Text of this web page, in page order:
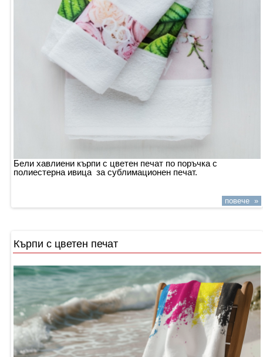
Бели хавлиени кърпи с цветен печат по поръчка с
полиестерна ивица за сублимационен печат.
повече »
Кърпи с цветен печат